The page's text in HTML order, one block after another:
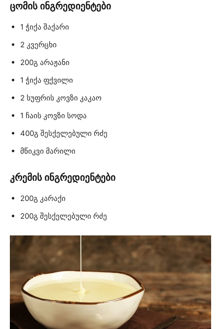
ცომის ინგრედიენტები
1 ჭიქა შაქარი
2 კვერცხი
200გ არაჟანი
1 ჭიქა ფქვილი
2 სუფრის კოვზი კაკაო
1 ჩაის კოვზი სოდა
400გ შესქელებული რძე
მწიკვი მარილი
კრემის ინგრედიენტები
200გ კარაქი
200გ შესქელებული რძე